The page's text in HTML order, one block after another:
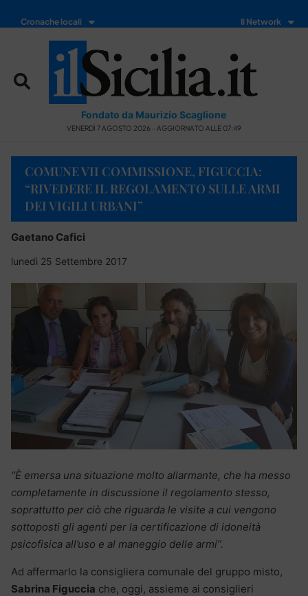
Cronache locali Il Network
Fondato da Maurizio Scaglione
VENERDÌ 7 AGOSTO 2026 - AGGIORNATO ALLE 07:49
COMUNE VII COMMISSIONE, FIGUCCIA:
“RIVEDERE IL REGOLAMENTO SULLE ARMI
DEI VIGILI URBANI”
Gaetano Cafici
lunedì 25 Settembre 2017
“È emersa una situazione molto allarmante, che ha messo
completamente in discussione il regolamento stesso,
soprattutto per ciò che riguarda le visite a cui vengono
sottoposti gli agenti per la certificazione di idoneità
psicofisica all’uso e al maneggio delle armi”.
Ad affermarlo la consigliera comunale del gruppo misto,
Sabrina Figuccia che, oggi, assieme ai consiglieri